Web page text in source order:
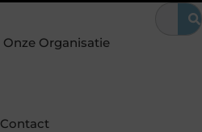
Onze Organisatie
Contact